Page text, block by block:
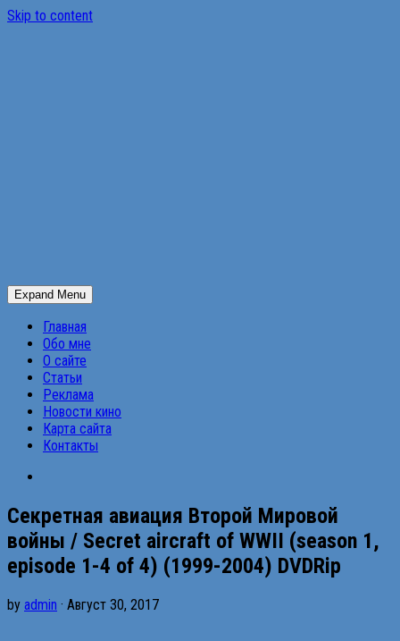
Skip to content
Expand Menu
Главная
Обо мне
О сайте
Статьи
Реклама
Новости кино
Карта сайта
Контакты
Секретная авиация Второй Мировой
войны / Secret aircraft of WWII (season 1,
episode 1-4 of 4) (1999-2004) DVDRip
by admin · Август 30, 2017